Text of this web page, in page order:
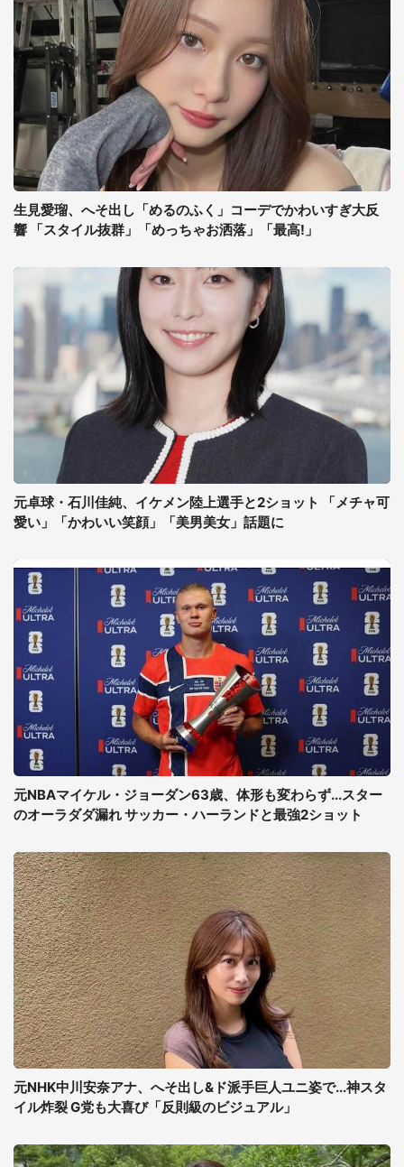
生見愛瑠、へそ出し「めるのふく」コーデでかわいすぎ大反
響 「スタイル抜群」「めっちゃお洒落」「最高!」
元卓球・石川佳純、イケメン陸上選手と2ショット 「メチャ可
愛い」「かわいい笑顔」「美男美女」話題に
元NBAマイケル・ジョーダン63歳、体形も変わらず...スター
のオーラダダ漏れ サッカー・ハーランドと最強2ショット
元NHK中川安奈アナ、へそ出し&ド派手巨人ユニ姿で...神スタ
イル炸裂 G党も大喜び「反則級のビジュアル」